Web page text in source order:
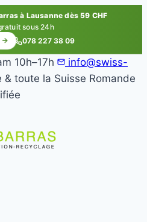
à Lausanne dès 59 CHF
sous 24h
→ 078 227 38 09
10h–17h
info@swiss-
& toute la Suisse Romande